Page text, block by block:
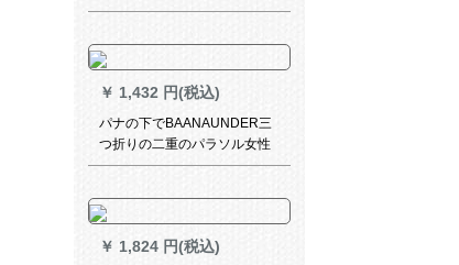
す。全车の电気自动车のバッ
を防ぐことができます。
￥ 1,432 円(税込)
パナの下でBAANAUNDER三
つ折りの二重のパラソル女性
パラソルの日よけ傘晴雨兼用
の傘の軽さ鉛筆シリズ
￥ 1,824 円(税込)